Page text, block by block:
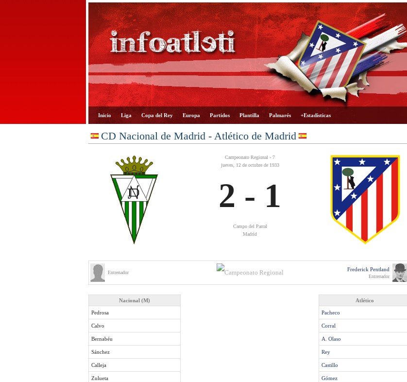
Inicio Liga Copa del Rey Europa Partidos Plantilla Palmarés +Estadísticas
CD Nacional de Madrid - Atlético de Madrid
Campeonato Regional - 7
jueves, 12 de octubre de 1933
2 - 1
Campo del Parral
Madrid
Entrenador
Frederick Pentland
Entrenador
Nacional (M)
Pedrosa
Calvo
Bernabéu
Sánchez
Calleja
Zulueta
Atlético
Pacheco
Corral
A. Olaso
Rey
Castillo
Gómez